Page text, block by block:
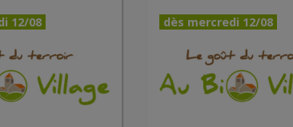
12/08 dès mercredi 12/08